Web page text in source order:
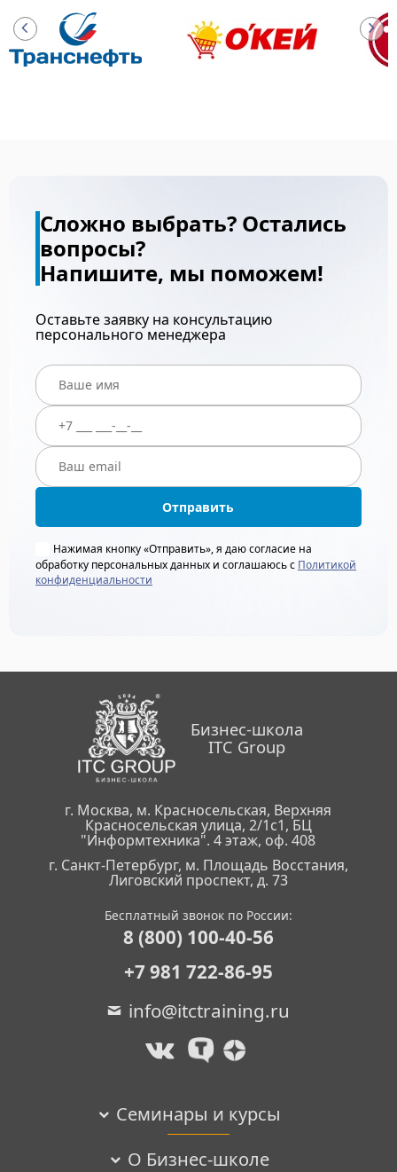
Сложно выбрать? Остались
вопросы?
Напишите, мы поможем!
Оставьте заявку на консультацию
персонального менеджера
Отправить
Нажимая кнопку «Отправить», я даю согласие на
обработку персональных данных и соглашаюсь с Политикой
конфиденциальности
Бизнес-школа
ITC Group
г. Москва, м. Красносельская, Верхняя
Красносельская улица, 2/1с1, БЦ
"Информтехника". 4 этаж, оф. 408
г. Санкт-Петербург, м. Площадь Восстания,
Лиговский проспект, д. 73
Бесплатный звонок по России:
8 (800) 100-40-56
+7 981 722-86-95
info@itctraining.ru
Семинары и курсы
О Бизнес-школе